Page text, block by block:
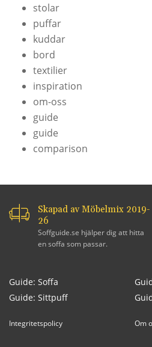
stolar
puffar
kuddar
bord
textilier
inspiration
om-oss
guide
guide
comparison
Skapad av Möbelmix 2019-
26
Soffguide.se hjälper dig att hitta
en soffa som passar.
Guide: Soffa
Guide: Sittpuff
Integritetspolicy Om